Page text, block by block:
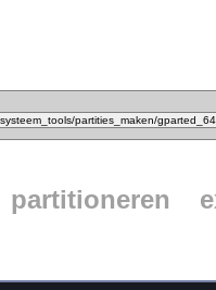
partitioneren